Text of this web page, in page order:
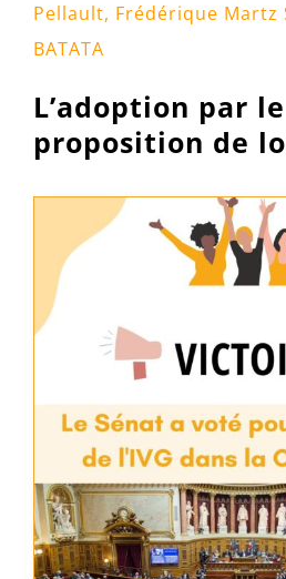
Pellault, Frédérique Martz
BATATA
L’adoption par
proposition de